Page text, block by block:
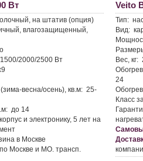
Вт
на штатив (опция)
влагозащищенный,
2000/2500 Вт
весна/осень), кв.м: 25-
до 14
и электронику, 5 лет на
в Москве
Москве и МО. трансп.
Veito
Тип:
Вид:
Вес, кг:
24
Класс